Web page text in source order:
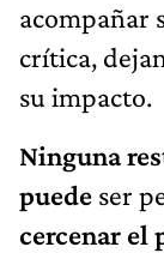
acompañar
crítica,
su impacto.
Ninguna
puede ser
cercenar el